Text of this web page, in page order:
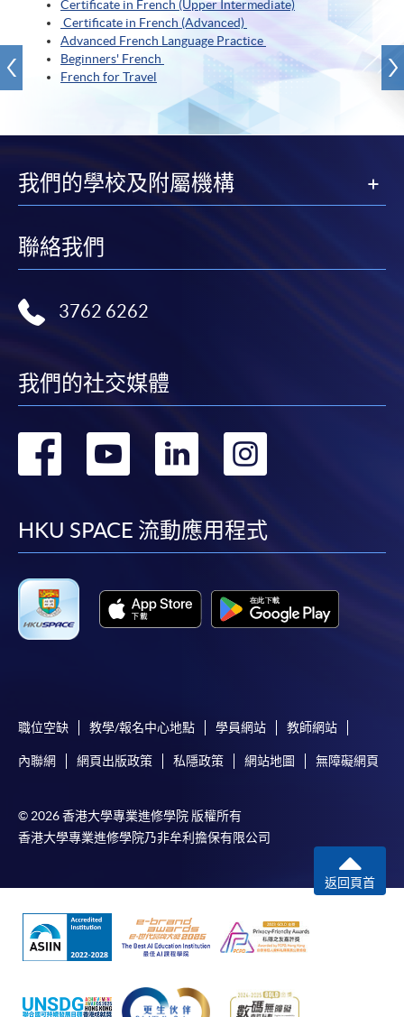
Certificate in French (Upper Intermediate)
Certificate in French (Advanced)
Advanced French Language Practice
Beginners' French
French for Travel
我們的學校及附屬機構
聯絡我們
3762 6262
我們的社交媒體
轉
facebook
轉
youtube
轉
linkedin
HKU SPACE 流動應用程式
職位空缺 教學/報名中心地點 學員網站 教師網站
內聯網 網頁出版政策 私隱政策 網站地圖 無障礙網頁
© 2026 香港大學專業進修學院 版權所有
香港大學專業進修學院乃非牟利擔保有限公司
返回頁首